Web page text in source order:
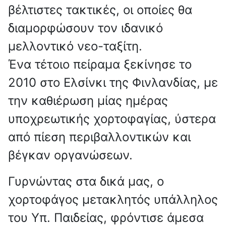
βέλτιστες τακτικές, οι οποίες θα
διαμορφώσουν τον ιδανικό
μελλοντικό νεο-ταξίτη.
Ένα τέτοιο πείραμα ξεκίνησε το
2010 στο Ελσίνκι της Φινλανδίας, με
την καθιέρωση μίας ημέρας
υποχρεωτικής χορτοφαγίας, ύστερα
από πίεση περιβαλλοντικών και
βέγκαν οργανώσεων.
Γυρνώντας στα δικά μας, ο
χορτοφάγος μετακλητός υπάλληλος
του Υπ. Παιδείας, φρόντισε άμεσα